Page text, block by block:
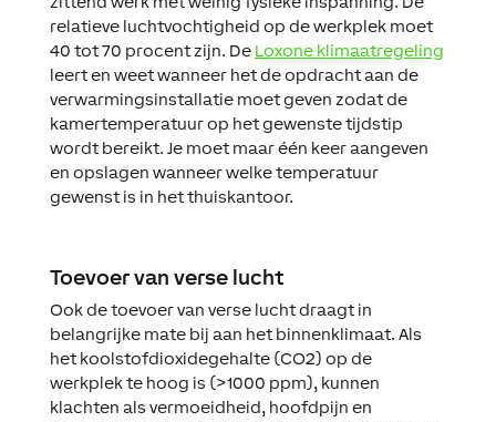
relatieve luchtvochtigheid op de werkplek moet
40 tot 70 procent zijn. De Loxone klimaatregeling
leert en weet wanneer het de opdracht aan de
verwarmingsinstallatie moet geven zodat de
kamertemperatuur op het gewenste tijdstip
wordt bereikt. Je moet maar één keer aangeven
en opslagen wanneer welke temperatuur
gewenst is in het thuiskantoor.
Toevoer van verse lucht
Ook de toevoer van verse lucht draagt in
belangrijke mate bij aan het binnenklimaat. Als
het koolstofdioxidegehalte (CO2) op de
werkplek te hoog is (>1000 ppm), kunnen
klachten als vermoeidheid, hoofdpijn en